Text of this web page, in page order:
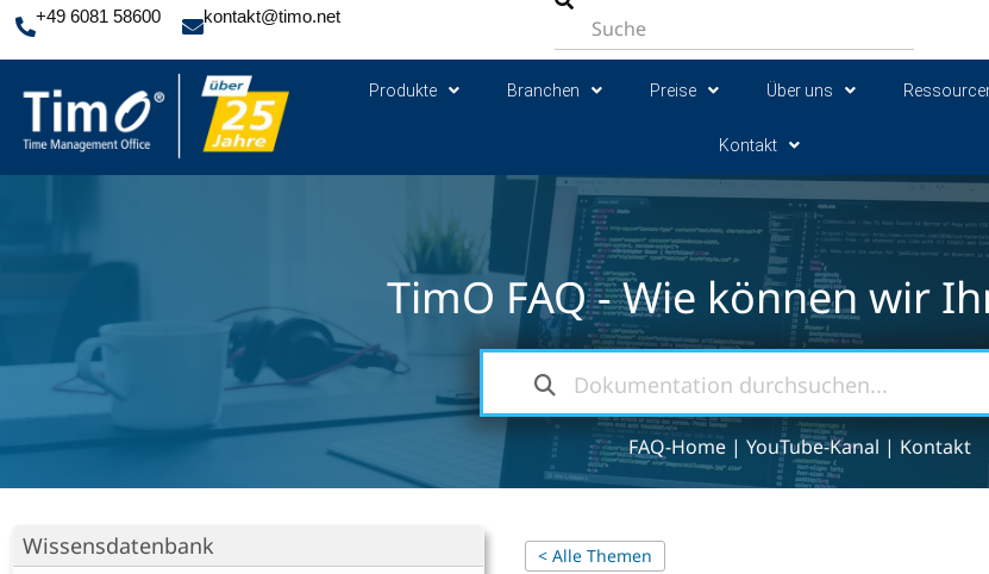
+49 6081 58600 kontakt@timo.net
Produkte Branchen Preise Über uns
Kontakt
TimO FAQ - Wie können wir
FAQ-Home | YouTube-Kanal | Kontakt
Wissensdatenbank
< Alle Themen